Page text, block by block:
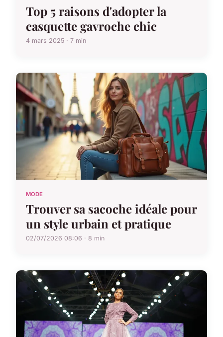
Top 5 raisons d'adopter la
casquette gavroche chic
4 mars 2025 · 7 min
MODE
Trouver sa sacoche idéale pour
un style urbain et pratique
02/07/2026 08:06 · 8 min